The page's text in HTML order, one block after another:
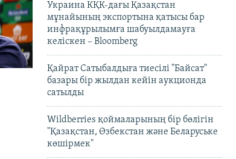
Украина КҚК-дағы Қазақстан
мұнайының экспортына қатысы бар
инфрақұрылымға шабуылдамауға
келіскен – Bloomberg
Қайрат Сатыбалдыға тиесілі "Байсат"
базары бір жылдан кейін аукционда
сатылды
Wildberries қоймаларының бір бөлігін
"Қазақстан, Өзбекстан және Беларуське
көшірмек"